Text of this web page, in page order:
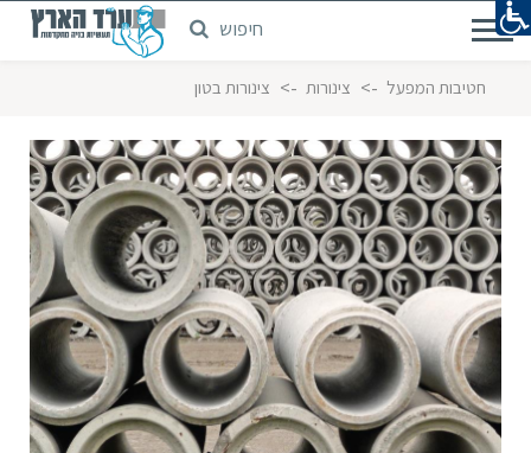
דלג
חיפוש
חטיבות המפעל -> צינורות -> צינורות בטון